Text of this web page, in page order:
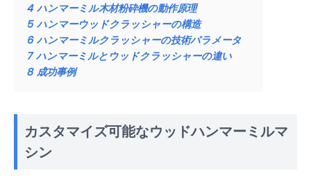
4 ハンマーミル木材粉砕機の動作原理
5 ハンマーウッドクラッシャーの構造
6 ハンマーミルクラッシャーの技術パラメータ
7 ハンマーミルとウッドクラッシャーの違い
8 成功事例
カスタマイズ可能なウッドハンマーミルマ
シン